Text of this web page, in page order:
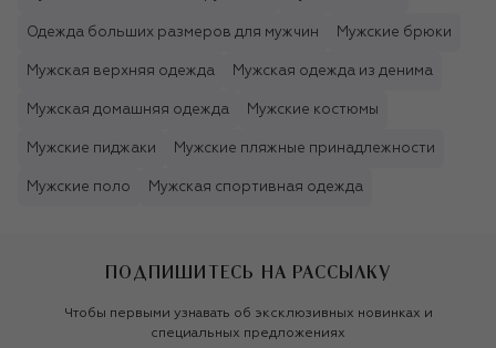
Одежда больших размеров для мужчин Мужские брюки
Мужская верхняя одежда Мужская одежда из денима
Мужская домашняя одежда Мужские костюмы
Мужские пиджаки Мужские пляжные принадлежности
Мужские поло Мужская спортивная одежда
ПОДПИШИТЕСЬ НА РАССЫЛКУ
Чтобы первыми узнавать об эксклюзивных новинках и
специальных предложениях